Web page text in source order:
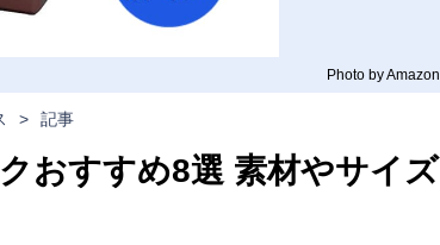
Photo by Amazon
> 記事
おすすめ8選 素材やサイズ